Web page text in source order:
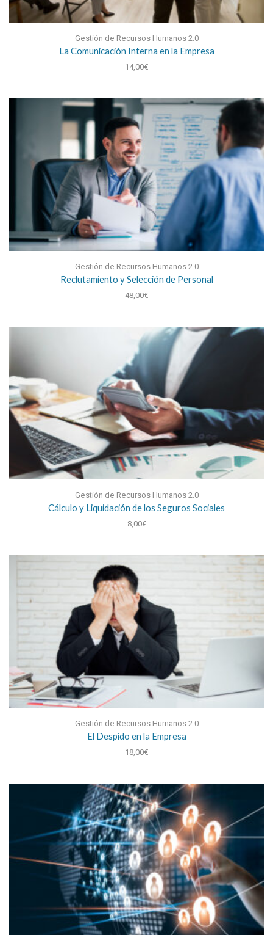
Gestión de Recursos Humanos 2.0
La Comunicación Interna en la Empresa
14,00€
Gestión de Recursos Humanos 2.0
Reclutamiento y Selección de Personal
48,00€
Gestión de Recursos Humanos 2.0
Cálculo y Liquidación de los Seguros Sociales
8,00€
Gestión de Recursos Humanos 2.0
El Despido en la Empresa
18,00€